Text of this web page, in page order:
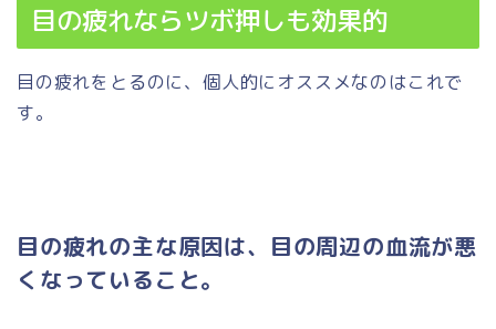
目の疲れならツボ押しも効果的
目の疲れをとるのに、個人的にオススメなのはこれで
す。
目の疲れの主な原因は、目の周辺の血流が悪
くなっていること。